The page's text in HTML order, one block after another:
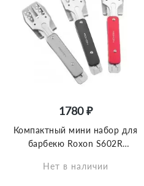
1780 ₽
Компактный мини набор для
барбекю Roxon S602R
Нет в наличии